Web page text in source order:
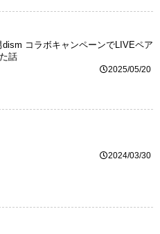
コラボキャンペーンでLIVEペア
話
2025/05/20
2024/03/30